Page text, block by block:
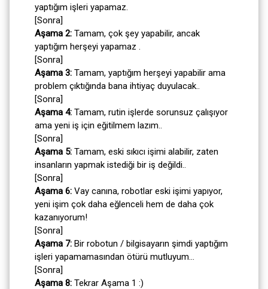
yaptığım işleri yapamaz.
[Sonra]
Aşama 2:Tamam, çok şey yapabilir, ancak
yaptığım herşeyi yapamaz .
[Sonra]
Aşama 3:Tamam, yaptığım herşeyi yapabilir ama
problem çıktığında bana ihtiyaç duyulacak..
[Sonra]
Aşama 4:Tamam, rutin işlerde sorunsuz çalışıyor
ama yeni iş için eğitilmem lazım..
[Sonra]
Aşama 5:Tamam, eski sıkıcı işimi alabilir, zaten
insanların yapmak istediği bir iş değildi..
[Sonra]
Aşama 6:Vay canına, robotlar eski işimi yapıyor,
yeni işim çok daha eğlenceli hem de daha çok
kazanıyorum!
[Sonra]
Aşama 7:Bir robotun / bilgisayarın şimdi yaptığım
işleri yapamamasından ötürü mutluyum...
[Sonra]
Aşama 8:Tekrar Aşama 1 :)